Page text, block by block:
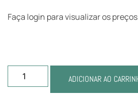
Faça login para visualizar os
ADICIONAR AO